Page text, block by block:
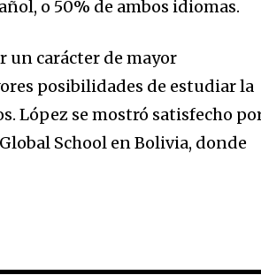
o 50% de ambos idiomas.
un carácter de mayor
posibilidades de estudiar la
López se mostró satisfecho
School en Bolivia, donde